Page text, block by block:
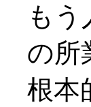
も
の所
根本